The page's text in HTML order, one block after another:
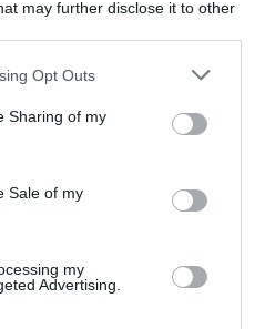
may further disclose it to other
Opt Outs
Sharing of my
Sale of my
my
Advertising.
στο Google News